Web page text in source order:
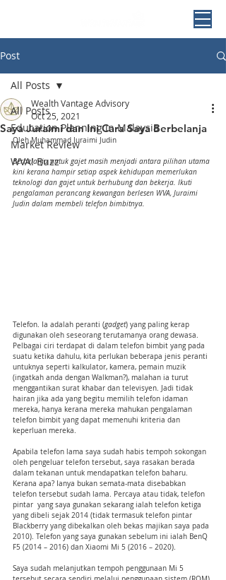
Post
All Posts
Education Planning in Malaysia
Market Review
WVA! Buzz
All Posts
Saya Juraimi dan Ini Cara Saya Berbelanja
Wealth Vantage Advisory
Oct 25, 2021
Oleh Muhammad Juraimi Judin
Berbelanja untuk gajet masih menjadi antara pilihan utama
kini kerana hampir setiap aspek kehidupan memerlukan
teknologi dan gajet untuk berhubung dan bekerja. Ikuti
pengalaman perancang kewangan berlesen WVA, Juraimi
Judin dalam membeli telefon bimbitnya.
Telefon. Ia adalah peranti (gadget) yang paling kerap
digunakan oleh seseorang terutamanya orang dewasa.
Pelbagai ciri terdapat di dalam telefon bimbit yang pada
suatu ketika dahulu, kita perlukan beberapa jenis peranti
untuknya seperti kalkulator, kamera, pemain muzik
(ingatkah anda dengan Walkman?), malahan ia turut
menggantikan surat khabar dan televisyen. Jadi tidak
hairan jika ada yang begitu memilih telefon idaman
mereka, hanya kerana mereka mahukan pengalaman
telefon bimbit yang dapat memenuhi kriteria dan
keperluan mereka.
Apabila telefon lama saya sudah habis tempoh sokongan
oleh pengeluar telefon tersebut, saya rasakan berada
dalam tekanan untuk mendapatkan telefon baharu.
Kerana apa? Ianya bukan semata-mata disebabkan
telefon tersebut sudah lama. Percaya atau tidak, telefon
pintar  yang saya gunakan sekarang ialah telefon ketiga
yang dibeli sejak 2014 (tidak termasuk telefon pintar
Blackberry yang dibekalkan oleh bekas majikan saya pada
2010). Telefon yang saya gunakan sebelum ini ialah BenQ
F5 (2014 – 2016) dan Xiaomi Mi 5 (2016 – 2020).
Saya sudah melanjutkan tempoh penggunaan Mi 5